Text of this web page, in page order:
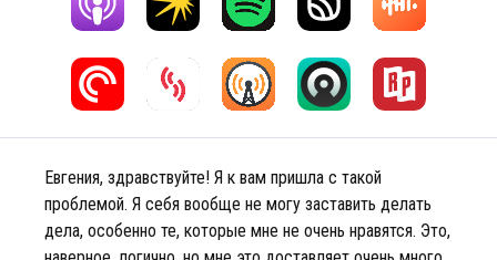
Евгения, здравствуйте! Я к вам пришла с такой
проблемой. Я себя вообще не могу заставить делать
дела, особенно те, которые мне не очень нравятся. Это,